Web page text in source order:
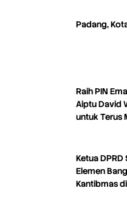
Padang,
Raih PIN
Aiptu David
untuk Terus
Ketua
Elemen
Kantibmas